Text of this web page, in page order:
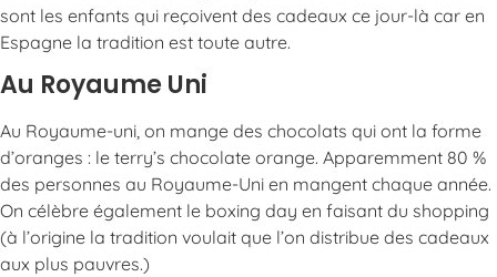
sont les enfants qui reçoivent des cadeaux ce jour-là car en
Espagne la tradition est toute autre.
Au Royaume Uni
Au Royaume-uni, on mange des chocolats qui ont la forme
d’oranges : le terry’s chocolate orange. Apparemment 80 %
des personnes au Royaume-Uni en mangent chaque année.
On célèbre également le boxing day en faisant du shopping
(à l’origine la tradition voulait que l’on distribue des cadeaux
aux plus pauvres.)